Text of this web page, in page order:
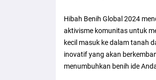
Hibah Benih Global 2024
aktivisme komunitas untuk
kecil masuk ke dalam tanah
inovatif yang akan
menumbuhkan benih ide